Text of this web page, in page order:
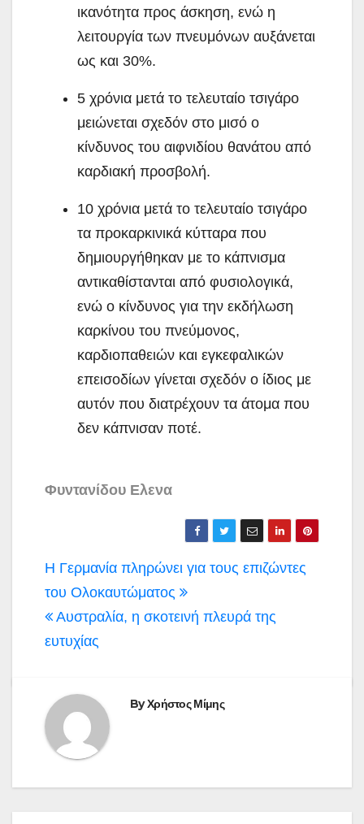
ικανότητα προς άσκηση, ενώ η
λειτουργία των πνευμόνων αυξάνεται
ως και 30%.
5 χρόνια μετά το τελευταίο τσιγάρο
μειώνεται σχεδόν στο μισό ο
κίνδυνος του αιφνιδίου θανάτου από
καρδιακή προσβολή.
10 χρόνια μετά το τελευταίο τσιγάρο
τα προκαρκινικά κύτταρα που
δημιουργήθηκαν με το κάπνισμα
αντικαθίστανται από φυσιολογικά,
ενώ ο κίνδυνος για την εκδήλωση
καρκίνου του πνεύμονος,
καρδιοπαθειών και εγκεφαλικών
επεισοδίων γίνεται σχεδόν ο ίδιος με
αυτόν που διατρέχουν τα άτομα που
δεν κάπνισαν ποτέ.
Φυντανίδου Ελενα
Πλοήγηση
άρθρων
Η Γερμανία πληρώνει για τους επιζώντες
του Ολοκαυτώματος
Αυστραλία, η σκοτεινή πλευρά της
ευτυχίας
ByΧρήστος Μίμης